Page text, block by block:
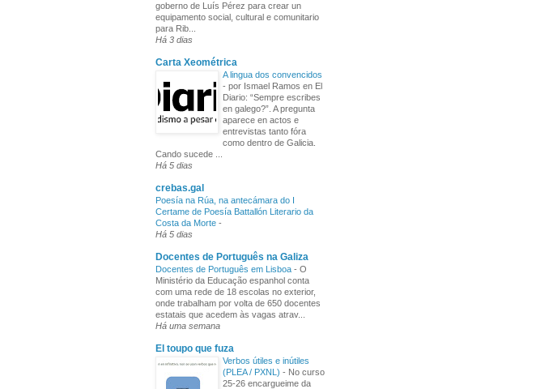
goberno de Luís Pérez para crear un
equipamento social, cultural e comunitario
para Rib...
Há 3 dias
Carta Xeométrica
A lingua dos convencidos
- por Ismael Ramos en El
Diario: “Sempre escribes
en galego?”. A pregunta
aparece en actos e
entrevistas tanto fóra
como dentro de Galicia.
Cando sucede ...
Há 5 dias
crebas.gal
Poesía na Rúa, na antecámara do I
Certame de Poesía Battallón Literario da
Costa da Morte -
Há 5 dias
Docentes de Português na Galiza
Docentes de Português em Lisboa - O
Ministério da Educação espanhol conta
com uma rede de 18 escolas no exterior,
onde trabalham por volta de 650 docentes
estatais que acedem às vagas atrav...
Há uma semana
El toupo que fuza
Verbos útiles e inútiles
(PLEA / PXNL) - No curso
25-26 encargueime da